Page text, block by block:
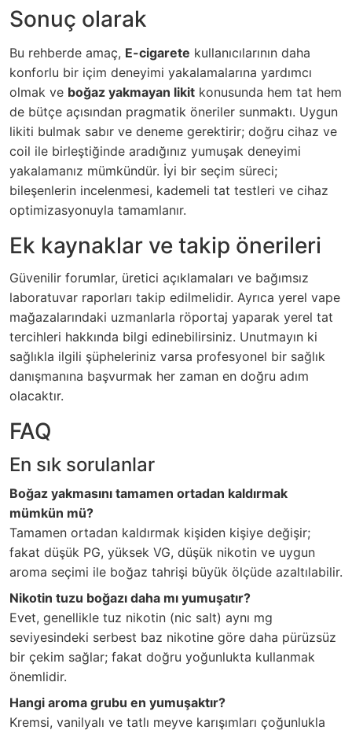
Sonuç olarak
Bu rehberde amaç, E-cigarete kullanıcılarının daha
konforlu bir içim deneyimi yakalamalarına yardımcı
olmak ve boğaz yakmayan likit konusunda hem tat hem
de bütçe açısından pragmatik öneriler sunmaktı. Uygun
likiti bulmak sabır ve deneme gerektirir; doğru cihaz ve
coil ile birleştiğinde aradığınız yumuşak deneyimi
yakalamanız mümkündür. İyi bir seçim süreci;
bileşenlerin incelenmesi, kademeli tat testleri ve cihaz
optimizasyonuyla tamamlanır.
Ek kaynaklar ve takip önerileri
Güvenilir forumlar, üretici açıklamaları ve bağımsız
laboratuvar raporları takip edilmelidir. Ayrıca yerel vape
mağazalarındaki uzmanlarla röportaj yaparak yerel tat
tercihleri hakkında bilgi edinebilirsiniz. Unutmayın ki
sağlıkla ilgili şüpheleriniz varsa profesyonel bir sağlık
danışmanına başvurmak her zaman en doğru adım
olacaktır.
FAQ
En sık sorulanlar
Boğaz yakmasını tamamen ortadan kaldırmak
mümkün mü?
Tamamen ortadan kaldırmak kişiden kişiye değişir;
fakat düşük PG, yüksek VG, düşük nikotin ve uygun
aroma seçimi ile boğaz tahrişi büyük ölçüde azaltılabilir.
Nikotin tuzu boğazı daha mı yumuşatır?
Evet, genellikle tuz nikotin (nic salt) aynı mg
seviyesindeki serbest baz nikotine göre daha pürüzsüz
bir çekim sağlar; fakat doğru yoğunlukta kullanmak
önemlidir.
Hangi aroma grubu en yumuşaktır?
Kremsi, vanilyalı ve tatlı meyve karışımları çoğunlukla